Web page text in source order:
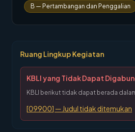
Hubungi Kami
B — Pertambangan dan Penggalian
Ruang Lingkup Kegiatan
KBLI yang Tidak Dapat
KBLI berikut tidak dapat berada
[09900] — Judul tidak ditemukan